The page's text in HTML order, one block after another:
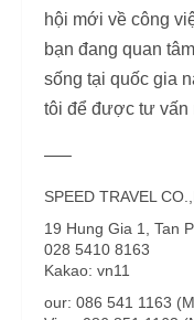
hội mới về công
bạn đang quan
sống tại quốc gia
tôi để được tư vấn
—–
SPEED TRAVEL
19 Hung Gia 1, Tan
028 5410 8163
Kakao: vn11
our: 086 541 1163